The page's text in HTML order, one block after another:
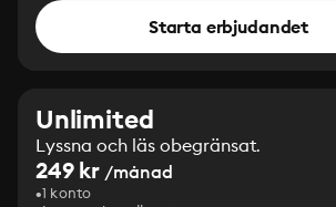
Starta erbjudandet
Unlimited
Lyssna och läs obegränsat.
249 kr /månad
1 konto